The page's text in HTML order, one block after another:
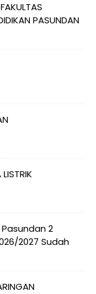
PASUNDAN
Pasundan 2
2027 Sudah